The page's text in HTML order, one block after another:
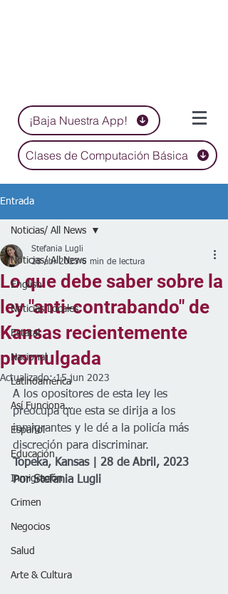
¡Baja Nuestra App!
Clases de Computación Básica
Entrada
Noticias/ All News
English
Noticias Locales
Estatal
Nacional
Latinoamérica
Así Funciona...
Español
Educación
Inmigración
Crimen
Negocios
Salud
Arte & Cultura
Noticias/ All News
Lo que debe saber sobre la
ley "anti-contrabando" de
Kansas recientemente
promulgada
Stefania Lugli
28 abr 2023 6 min de lectura
Actualizado:15 jun 2023
A los opositores de esta ley les
preocupa que esta se dirija a los
inmigrantes y le dé a la policía más
discreción para discriminar.
Topeka, Kansas | 28 de Abril, 2023
Por Stefania Lugli